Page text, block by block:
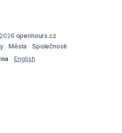
openhours.cz
Města
Společnosti
English